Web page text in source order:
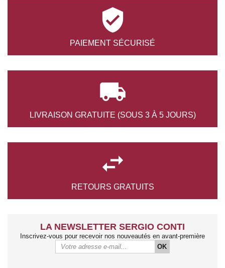

PAIEMENT SÉCURISÉ

LIVRAISON GRATUITE (SOUS 3 À 5 JOURS)

RETOURS GRATUITS
LA NEWSLETTER SERGIO CONTI
Inscrivez-vous pour recevoir nos nouveautés en avant-première
OK